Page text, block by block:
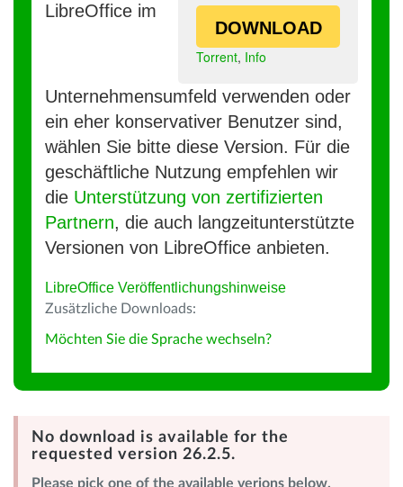
DOWNLOAD
Torrent, Info
LibreOffice im
Unternehmensumfeld verwenden oder
ein eher konservativer Benutzer sind,
wählen Sie bitte diese Version. Für die
geschäftliche Nutzung empfehlen wir
die Unterstützung von zertifizierten
Partnern, die auch langzeitunterstützte
Versionen von LibreOffice anbieten.
LibreOffice Veröffentlichungshinweise
Zusätzliche Downloads:
Möchten Sie die Sprache wechseln?
No download is available for the
requested version 26.2.5.
Please pick one of the available verions below.